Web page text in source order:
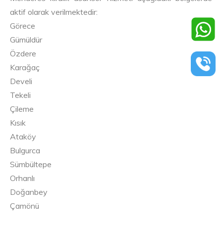
aktif olarak verilmektedir:
Görece
Gümüldür
Özdere
Karağaç
Develi
Tekeli
Çileme
Kısık
Ataköy
Bulgurca
Sümbültepe
Orhanlı
Doğanbey
Çamönü